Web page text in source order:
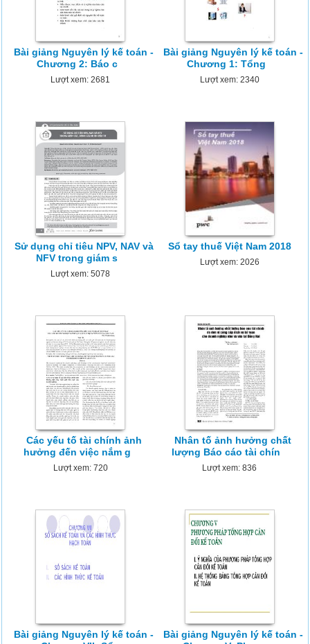
Bài giảng Nguyên lý kế toán -
Chương 2: Báo c
Lượt xem: 2681
Bài giảng Nguyên lý kế toán -
Chương 1: Tổng
Lượt xem: 2340
Sử dụng chỉ tiêu NPV, NAV và
NFV trong giám s
Lượt xem: 5078
Sổ tay thuế Việt Nam 2018
Lượt xem: 2026
Các yếu tố tài chính ảnh
hưởng đến việc nắm g
Lượt xem: 720
Nhân tố ảnh hưởng chất
lượng Báo cáo tài chín
Lượt xem: 836
Bài giảng Nguyên lý kế toán -
Bài giảng Nguyên lý kế toán -